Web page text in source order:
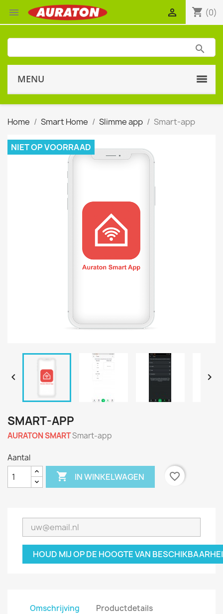
 shopping_cart (0)

MENU
Home Smart Home Slimme app Smart-app
NIET OP VOORRAAD
 
SMART-APP
AURATON SMARTSmart-app
Aantal
 IN WINKELWAGEN favorite_border
HOUD MIJ OP DE HOOGTE VAN
Omschrijving Productdetails